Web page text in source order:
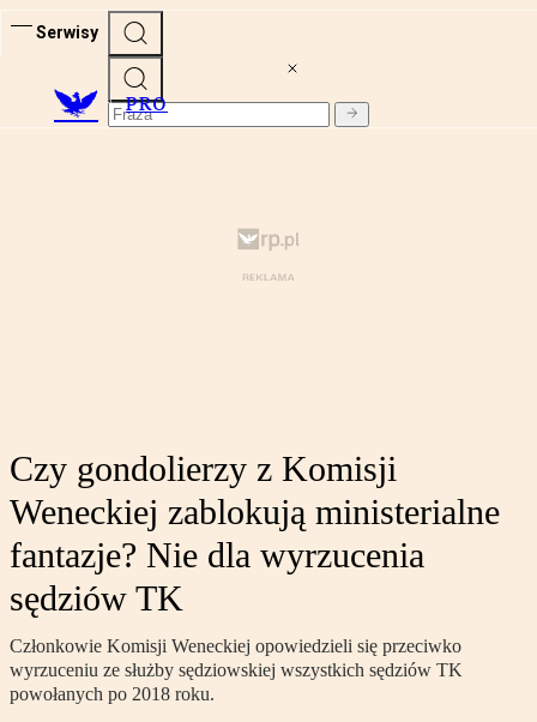
Serwisy
PRO
Czy gondolierzy z Komisji
Weneckiej zablokują ministerialne
fantazje? Nie dla wyrzucenia
sędziów TK
Członkowie Komisji Weneckiej opowiedzieli się przeciwko
wyrzuceniu ze służby sędziowskiej wszystkich sędziów TK
powołanych po 2018 roku.